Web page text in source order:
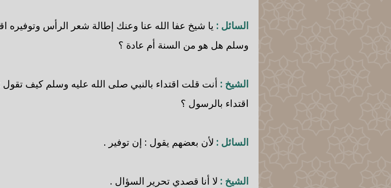
السائل : يا شيخ عفا الله عنا وعنك إطالة شعر الرأس وتوفيره
وسلم هل هو من السنة أم عادة ؟
الشيخ : أنت قلت اقتداء بالنبي صلى الله عليه وسلم كيف
اقتداء بالرسول ؟
السائل : لأن بعضهم يقول : إن توفير .
الشيخ : لا أنا قصدي تحرير السؤال .